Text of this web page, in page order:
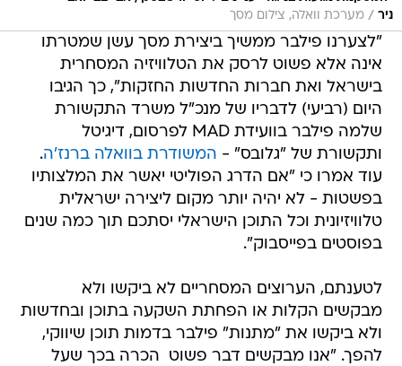
ניר / מערכת וואלה, צילום מסך
"לצערנו פילבר ממשיך ביצירת מסך עשן שמטרתו
אינה אלא פשוט לרסק את הטלוויזיה המסחרית
בישראל ואת חברות החדשות החזקות", כך הגיבו
היום (רביעי) לדבריו של מנכ"ל משרד התקשורת
שלמה פילבר בוועידת MAD לפרסום, דיגיטל
ותקשורת של "גלובס" - המשודרת בוואלה ברנז'ה.
עוד אמרו כי "אם הדרג הפוליטי יאשר את המלצותיו 
בפשטות - לא יהיה יותר מקום ליצירה ישראלית
טלוויזיונית וכל התוכן הישראלי יסתכם תוך כמה שנים
בפוסטים בפייסבוק".
לטענתם, הערוצים המסחריים לא ביקשו ולא
מבקשים הקלות או הפחתת השקעה בתוכן ובחדשות
ולא ביקשו את "מתנות" פילבר בדמות תוכן שיווקי,
להפך. "אנו מבקשים דבר פשוט  הכרה בכך שעל